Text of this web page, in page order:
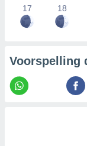
17 18
Voorspelling